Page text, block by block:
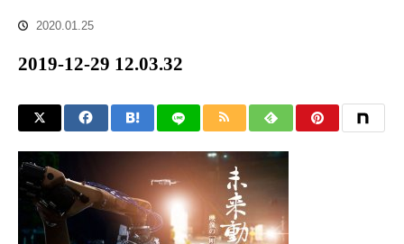
2020.01.25
2019-12-29 12.03.32